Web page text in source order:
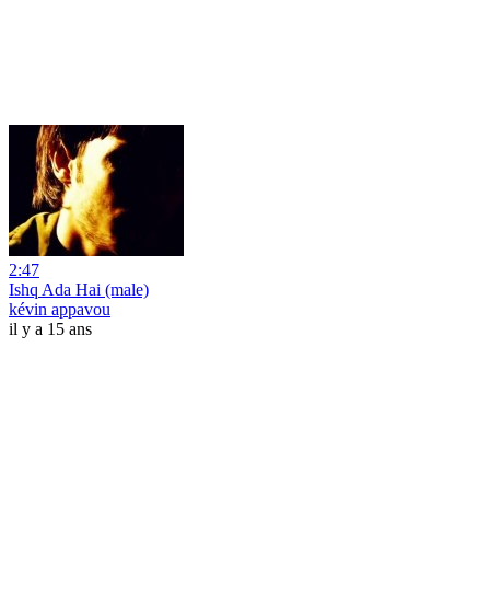
2:47
Ishq Ada Hai (male)
kévin appavou
il y a 15 ans